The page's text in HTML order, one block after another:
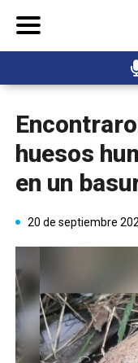
huesos
en un
20 de septiembre